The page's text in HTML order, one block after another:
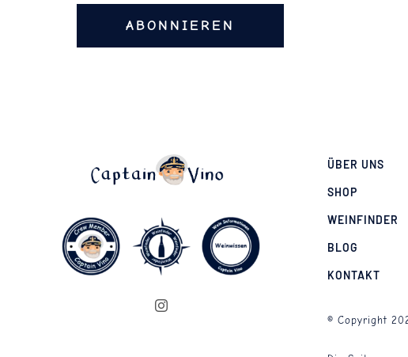
ABONNIEREN
ÜBER UNS
SHOP
WEINFINDER
BLOG
KONTAKT
© Copyright